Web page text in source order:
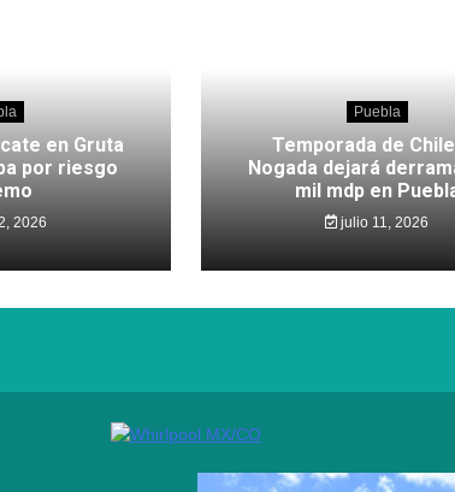
en Gruta
por riesgo
2026
Puebla
Temporada de
Nogada dejará
mil mdp en
julio 11, 2026